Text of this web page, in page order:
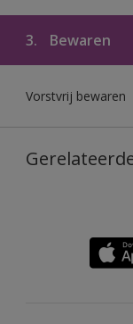
3. Bewaren
Vorstvrij bewaren